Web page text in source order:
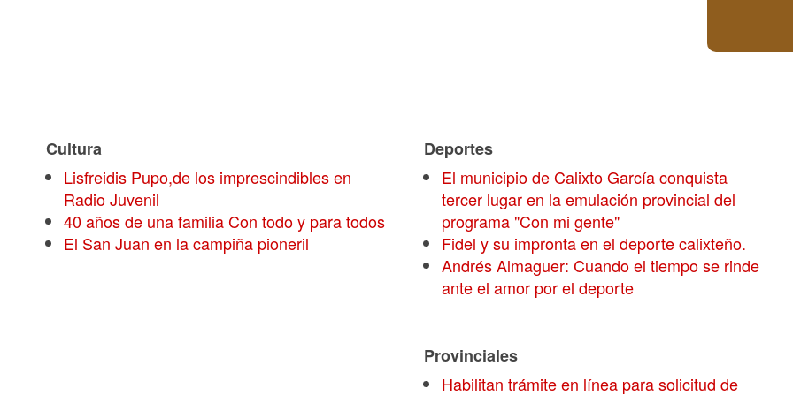
Cultura
Lisfreidis Pupo,de los imprescindibles en
Radio Juvenil
40 años de una familia Con todo y para todos
El San Juan en la campiña pioneril
Deportes
El municipio de Calixto García conquista
tercer lugar en la emulación provincial del
programa "Con mi gente"
Fidel y su impronta en el deporte calixteño.
Andrés Almaguer: Cuando el tiempo se rinde
ante el amor por el deporte
Provinciales
Habilitan trámite en línea para solicitud de